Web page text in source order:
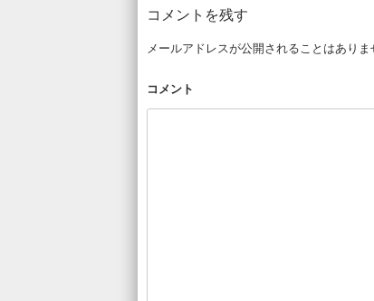
コメントを残す
メールアドレスが公開されることはありま
コメント